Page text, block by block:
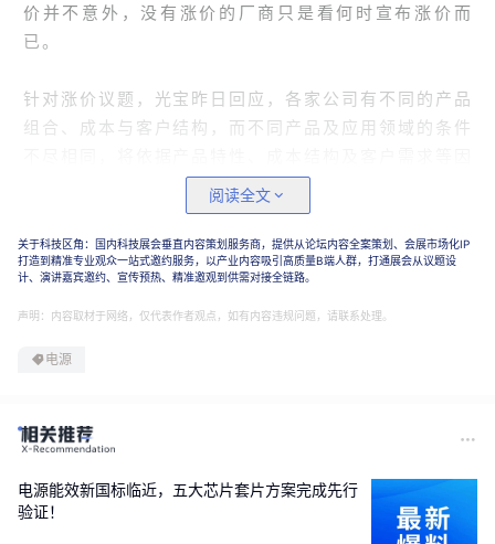
价并不意外，没有涨价的厂商只是看何时宣布涨价而
已。
针对涨价议题，光宝昨日回应，各家公司有不同的产品
组合、成本与客户结构，而不同产品及应用领域的条件
素进行整体评估，并与客户保持密切沟通，为客户提供
具竞争力的解决方案。
台达电董事长郑平日前表示，因为缺料及AI成长快速，
包括美国、中国大陆，泰国及中国台湾都会扩产。
*免责声明：文章内容系作者个人观点，半导体芯闻转载仅为了
传达一种不同的观点，不代表半导体芯闻对该观点赞同或支
阅读全文
关于科技区角：国内科技展会垂直内容策划服务商，提供从论坛内容全案策划、会展市场化IP
打造到精准专业观众一站式邀约服务，以产业内容吸引高质量B端人群，打通展会从议题设
计、演讲嘉宾邀约、宣传预热、精准邀观到供需对接全链路。
声明：内容取材于网络，仅代表作者观点，如有内容违规问题，请联系处理。
电源
电源能效新国标临近，五大芯片套片方案完成先行
验证！